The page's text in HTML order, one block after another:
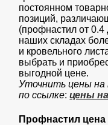
постоянном
позиций,
(профнастил от
наших складах
и кровельного
выбрать и
выгодной цене.
Уточнить цены на
по ссылке:цены
Профнастил цена